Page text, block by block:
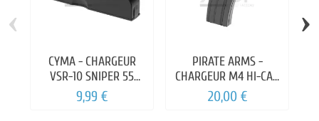
CYMA - CHARGEUR
VSR-10 SNIPER 55
BILLES
9,99 €
PIRATE ARMS -
CHARGEUR M4 HI-CAP
450 BILLES METAL
20,00 €
‹ ›